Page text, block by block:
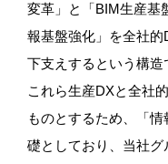
変革」と「BIM生産基
報基盤強化」を全社
下支えするという構造
これら生産DXと全社
ものとするため、「
礎としており、当社